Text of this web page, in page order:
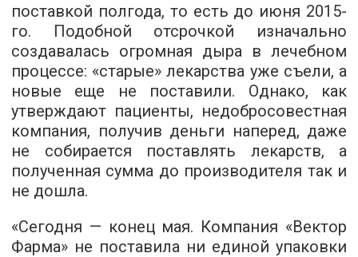
поставкой полгода, то есть до июня 2015-
го. Подобной отсрочкой изначально
создавалась огромная дыра в лечебном
процессе: «старые» лекарства уже съели, а
новые еще не поставили. Однако, как
утверждают пациенты, недобросовестная
компания, получив деньги наперед, даже
не собирается поставлять лекарств, а
полученная сумма до производителя так и
не дошла.
«Сегодня — конец мая. Компания «Вектор
Фарма» не поставила ни единой упаковки